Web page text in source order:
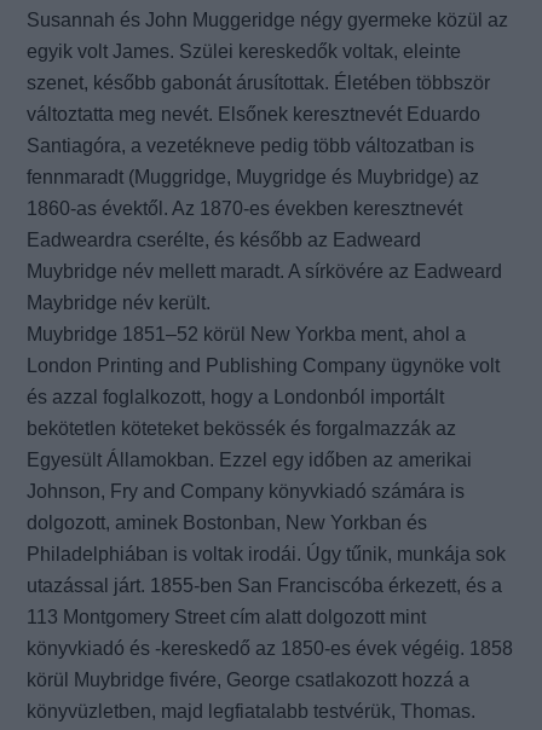
Susannah és John Muggeridge négy gyermeke közül az
egyik volt James. Szülei kereskedők voltak, eleinte
szenet, később gabonát árusítottak. Életében többször
változtatta meg nevét. Elsőnek keresztnevét Eduardo
Santiagóra, a vezetékneve pedig több változatban is
fennmaradt (Muggridge, Muygridge és Muybridge) az
1860-as évektől. Az 1870-es években keresztnevét
Eadweardra cserélte, és később az Eadweard
Muybridge név mellett maradt. A sírkövére az Eadweard
Maybridge név került.
Muybridge 1851–52 körül New Yorkba ment, ahol a
London Printing and Publishing Company ügynöke volt
és azzal foglalkozott, hogy a Londonból importált
bekötetlen köteteket bekössék és forgalmazzák az
Egyesült Államokban. Ezzel egy időben az amerikai
Johnson, Fry and Company könyvkiadó számára is
dolgozott, aminek Bostonban, New Yorkban és
Philadelphiában is voltak irodái. Úgy tűnik, munkája sok
utazással járt. 1855-ben San Franciscóba érkezett, és a
113 Montgomery Street cím alatt dolgozott mint
könyvkiadó és -kereskedő az 1850-es évek végéig. 1858
körül Muybridge fivére, George csatlakozott hozzá a
könyvüzletben, majd legfiatalabb testvérük, Thomas.